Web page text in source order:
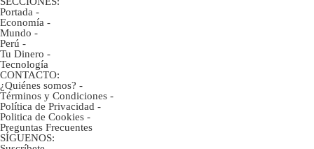
Portada -
Economía -
Mundo -
Perú -
Tu Dinero -
Tecnología
CONTACTO:
¿Quiénes somos? -
Términos y Condiciones -
Política de Privacidad -
Politica de Cookies -
Preguntas Frecuentes
SÍGUENOS: